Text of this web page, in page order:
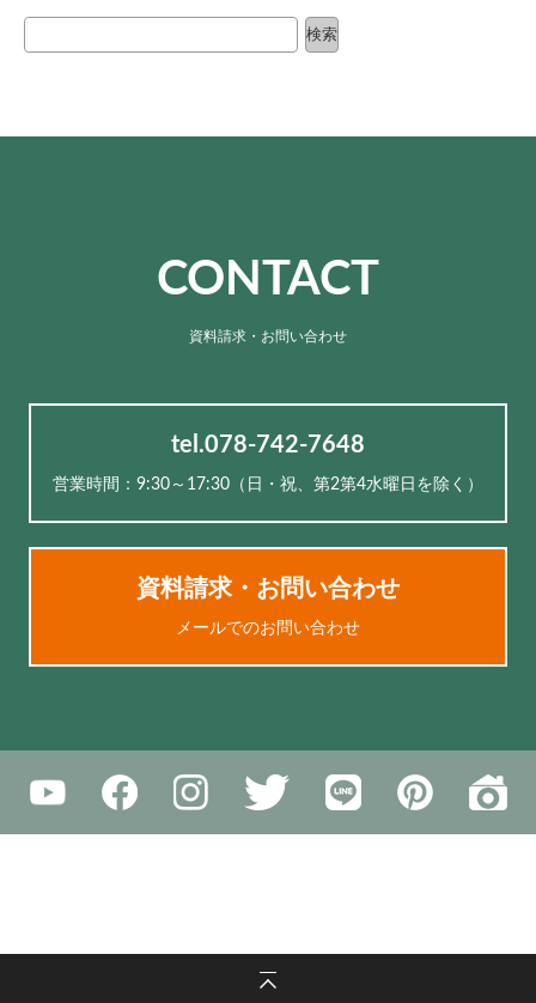
検索
検索
CONTACT
資料請求・お問い合わせ
tel.078-742-7648
営業時間：9:30～17:30（⽇・祝、第2第4水曜日を除く）
資料請求・お問い合わせ
メールでのお問い合わせ